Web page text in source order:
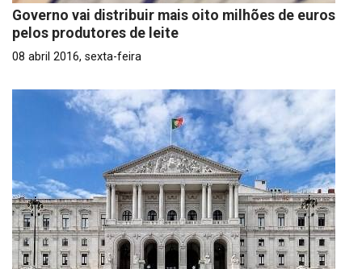
Governo vai distribuir mais oito milhões de euros
pelos produtores de leite
08 abril 2016, sexta-feira